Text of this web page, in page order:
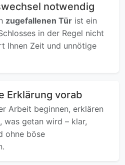
notwendig
zugefallenen Tür ist ein
in der Regel nicht
Ihnen Zeit und unnötige
Erklärung vorab
Arbeit beginnen, erklären
was getan wird – klar,
ohne böse